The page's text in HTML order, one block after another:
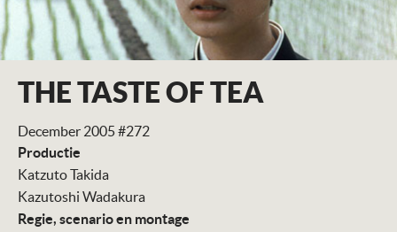
THE TASTE OF TEA
December 2005 #272
Productie
Katzuto Takida
Kazutoshi Wadakura
Regie, scenario en montage